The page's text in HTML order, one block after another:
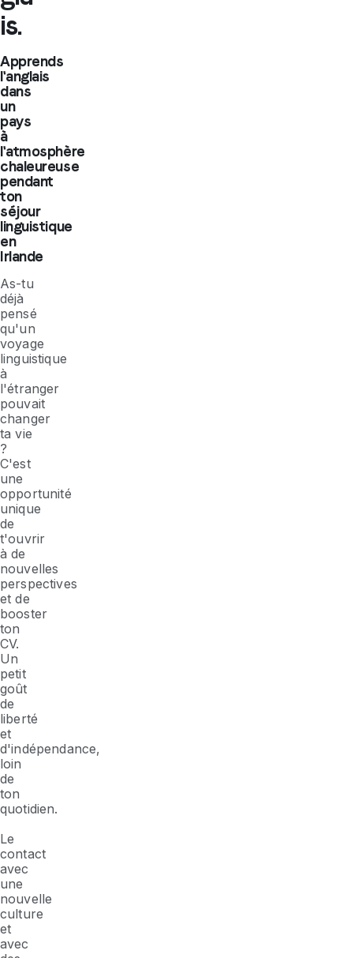
is.
Apprends
l'anglais
dans
un
pays
à
l'atmosphère
chaleureuse
pendant
ton
séjour
linguistique
en
Irlande
As-tu
déjà
pensé
qu'un
voyage
linguistique
à
l'étranger
pouvait
changer
ta vie
?
C'est
une
opportunité
unique
de
t'ouvrir
à de
nouvelles
perspectives
et de
booster
ton
CV.
Un
petit
goût
de
liberté
et
d'indépendance,
loin
de
ton
quotidien.
Le
contact
avec
une
nouvelle
culture
et
avec